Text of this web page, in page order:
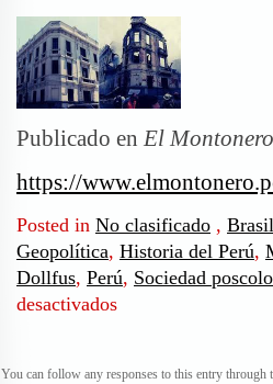
Publicado en El
https://
Posted in No clasificado , Brasil
Geopolítica, Historia del Perú,
Dollfus, Perú, Sociedad
desactivados
de
You can follow any responses to this entry through